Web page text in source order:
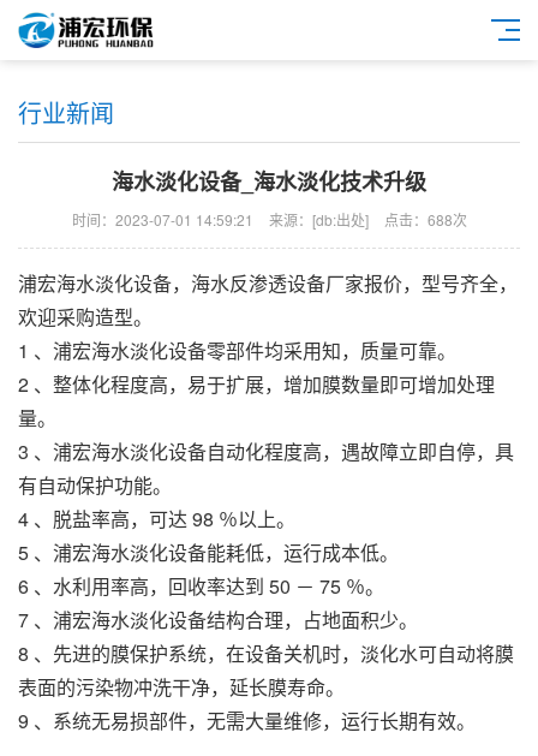
行业新闻
海水淡化设备_海水淡化技术升级
时间：2023-07-01 14:59:21 来源：[db:出处] 点击：688次
浦宏海水淡化设备， 海水反渗透设备厂家报价，型号齐全，
欢迎采购造型。
1 、 浦宏海水淡化设备零部件均采用知，质量可靠。
2 、整体化程度高，易于扩展，增加膜数量即可增加处理
量。
3 、 浦宏海水淡化设备自动化程度高，遇故障立即自停，具
有自动保护功能。
4 、脱盐率高，可达 98 ％以上。
5 、 浦宏海水淡化设备能耗低，运行成本低。
6 、水利用率高，回收率达到 50 － 75 ％。
7 、 浦宏海水淡化设备结构合理，占地面积少。
8 、先进的膜保护系统，在设备关机时，淡化水可自动将膜
表面的污染物冲洗干净，延长膜寿命。
9 、系统无易损部件，无需大量维修，运行长期有效。